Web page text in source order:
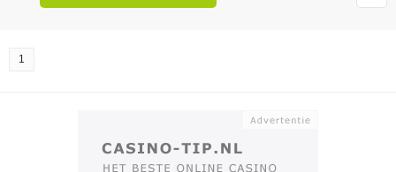
1